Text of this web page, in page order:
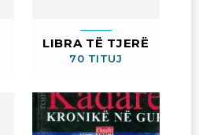
LIBRA TË TJERË
70 TITUJ